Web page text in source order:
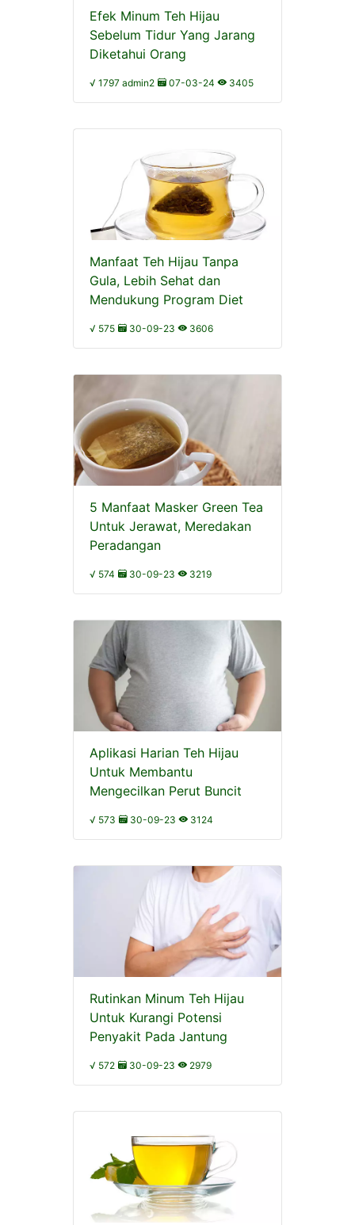
Efek Minum Teh Hijau
Sebelum Tidur Yang Jarang
Diketahui Orang
√ 1797 admin2 07-03-24 3405
Manfaat Teh Hijau Tanpa
Gula, Lebih Sehat dan
Mendukung Program Diet
√ 575 30-09-23 3606
5 Manfaat Masker Green Tea
Untuk Jerawat, Meredakan
Peradangan
√ 574 30-09-23 3219
Aplikasi Harian Teh Hijau
Untuk Membantu
Mengecilkan Perut Buncit
√ 573 30-09-23 3124
Rutinkan Minum Teh Hijau
Untuk Kurangi Potensi
Penyakit Pada Jantung
√ 572 30-09-23 2979